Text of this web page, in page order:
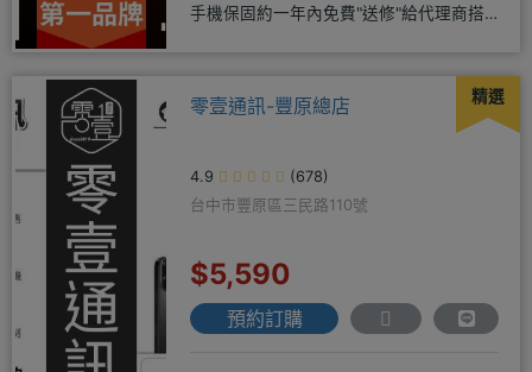
手機保固約一年內免費"送修"給代理商搭
精選
零壹通訊-豐原總店
4.9
(678)
台中市豐原區三民路110號
$5,590
預約訂購